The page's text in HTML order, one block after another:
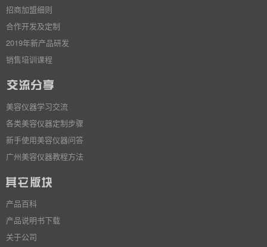
招商加盟细则
合作开发及定制
2019年新产品研发
销售培训课程
美容仪器学习交流
各类美容仪器定制步骤
新手使用美容仪器问答
广州美容仪器教程方法
产品百科
产品说明书下载
关于公司